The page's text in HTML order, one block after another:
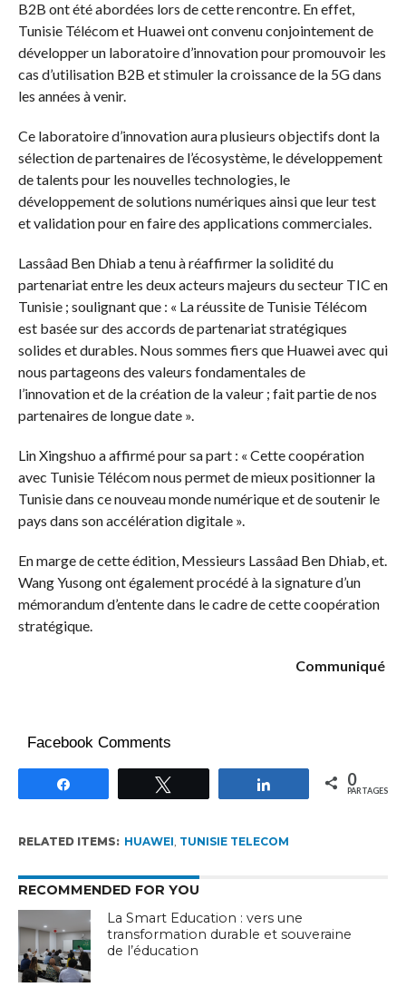
B2B ont été abordées lors de cette rencontre. En effet,
Tunisie Télécom et Huawei ont convenu conjointement de
développer un laboratoire d’innovation pour promouvoir les
cas d’utilisation B2B et stimuler la croissance de la 5G dans
les années à venir.
Ce laboratoire d’innovation aura plusieurs objectifs dont la
sélection de partenaires de l’écosystème, le développement
de talents pour les nouvelles technologies, le
développement de solutions numériques ainsi que leur test
et validation pour en faire des applications commerciales.
Lassâad Ben Dhiab a tenu à réaffirmer la solidité du
partenariat entre les deux acteurs majeurs du secteur TIC en
Tunisie ; soulignant que : « La réussite de Tunisie Télécom
est basée sur des accords de partenariat stratégiques
solides et durables. Nous sommes fiers que Huawei avec qui
nous partageons des valeurs fondamentales de
l’innovation et de la création de la valeur ; fait partie de nos
partenaires de longue date ».
Lin Xingshuo a affirmé pour sa part : « Cette coopération
avec Tunisie Télécom nous permet de mieux positionner la
Tunisie dans ce nouveau monde numérique et de soutenir le
pays dans son accélération digitale ».
En marge de cette édition, Messieurs Lassâad Ben Dhiab, et.
Wang Yusong ont également procédé à la signature d’un
mémorandum d’entente dans le cadre de cette coopération
stratégique.
Communiqué
Facebook Comments
Partagez 0
PARTAGES
RELATED ITEMS: HUAWEI TUNISIE TELECOM
RECOMMENDED FOR YOU
La Smart Education : vers une
transformation durable et souveraine
de l’éducation